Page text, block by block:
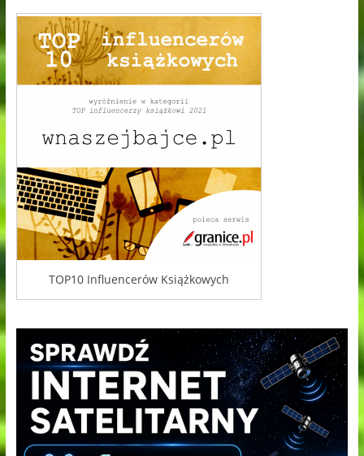
TOP10 Influencerów Książkowych